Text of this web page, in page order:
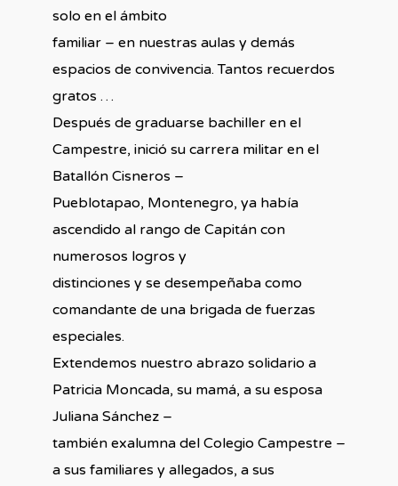
solo en el ámbito
familiar – en nuestras aulas y demás
espacios de convivencia. Tantos recuerdos
gratos …
Después de graduarse bachiller en el
Campestre, inició su carrera militar en el
Batallón Cisneros –
Pueblotapao, Montenegro, ya había
ascendido al rango de Capitán con
numerosos logros y
distinciones y se desempeñaba como
comandante de una brigada de fuerzas
especiales.
Extendemos nuestro abrazo solidario a
Patricia Moncada, su mamá, a su esposa
Juliana Sánchez –
también exalumna del Colegio Campestre –
a sus familiares y allegados, a sus